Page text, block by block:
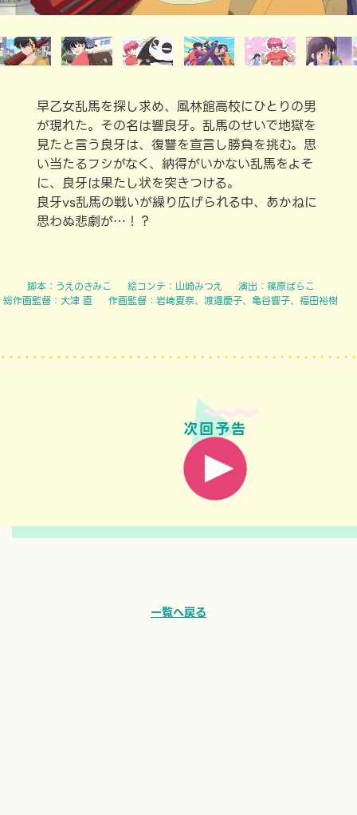
早乙女乱馬を探し求め、風林館高校にひとりの男
が現れた。その名は響良牙。乱馬のせいで地獄を
見たと言う良牙は、復讐を宣言し勝負を挑む。思
い当たるフシがなく、納得がいかない乱馬をよそ
に、良牙は果たし状を突きつける。
良牙vs乱馬の戦いが繰り広げられる中、あかねに
思わぬ悲劇が…！？
脚本： うえのきみこ 絵コンテ： 山崎みつえ 演出： 篠原ぱらこ
総作画監督： 大津 直 作画監督： 岩﨑夏奈、渡邉慶子、亀谷響子、福田裕樹
次回予告
一覧へ戻る